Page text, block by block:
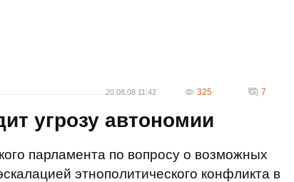
20.08.08 11:42 325 7
угрозу автономии
парламента по вопросу о возможных
этнополитического конфликта в